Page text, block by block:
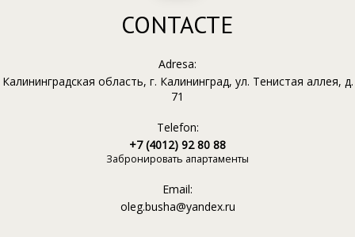
CONTACTE
Adresa:
Калининградская область, г. Калининград, ул. Тенистая аллея, д.
71
Telefon:
+7 (4012) 92 80 88
Забронировать апартаменты
Email:
oleg.busha@yandex.ru